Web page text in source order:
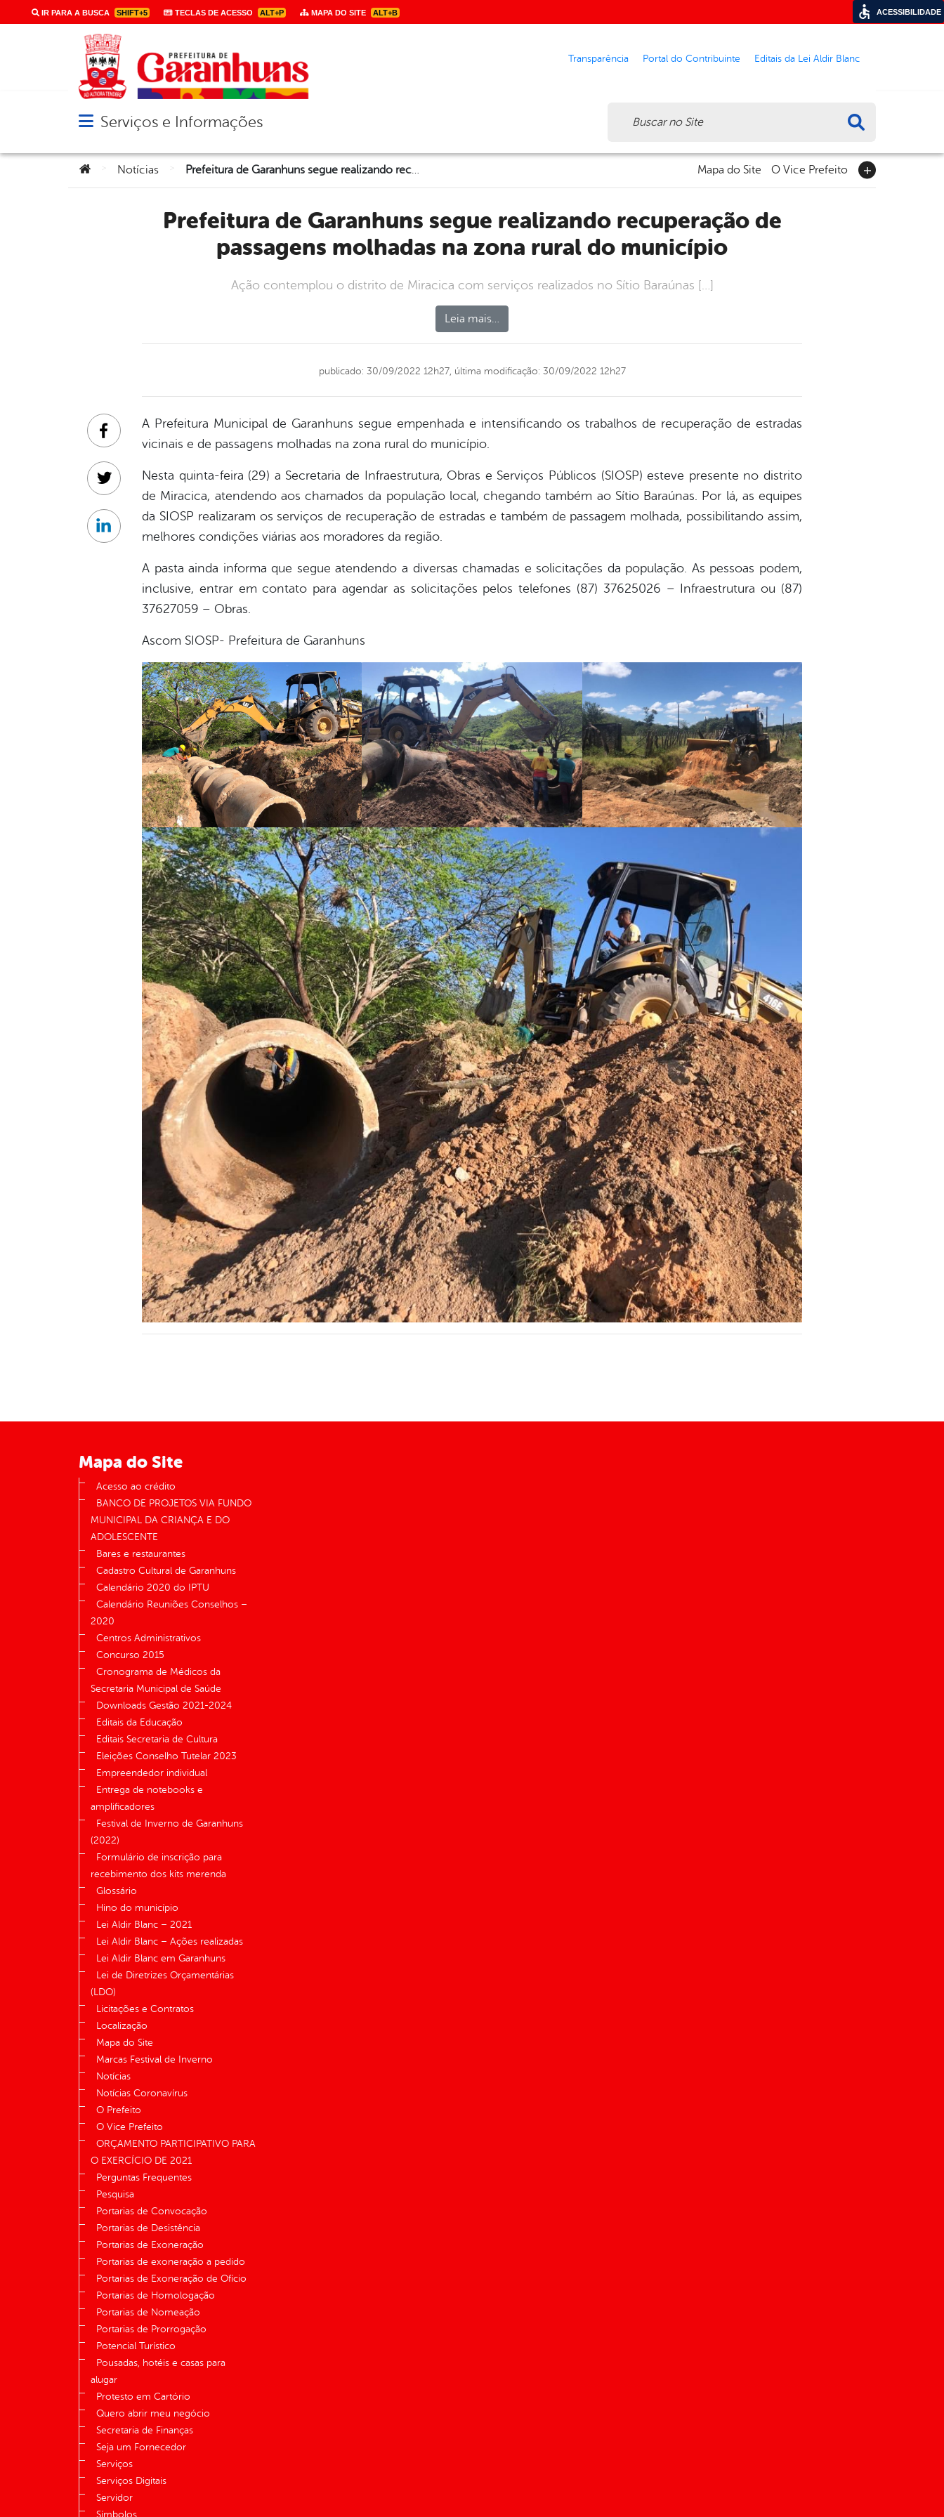
IR PARA A BUSCA SHIFT+5 TECLAS DE ACESSO ALT+P MAPA DO SITE ALT+B
Transparência Portal do Contribuinte Editais da Lei Aldir Blanc
Abrir menu principal de navegação
Serviços e Informações
Você está aqui:
Notícias Prefeitura de Garanhuns segue realizando recuperação de passagens molhadas na zona rural do município Mapa do Site O Vice Prefeito
Prefeitura de Garanhuns segue realizando recuperação de
passagens molhadas na zona rural do município
Ação contemplou o distrito de Miracica com serviços realizados no Sítio Baraúnas […]
Leia mais…
publicado: 30/09/2022 12h27, última modificação: 30/09/2022 12h27
A Prefeitura Municipal de Garanhuns segue empenhada e intensificando os trabalhos de recuperação de estradas
vicinais e de passagens molhadas na zona rural do município.
Nesta quinta-feira (29) a Secretaria de Infraestrutura, Obras e Serviços Públicos (SIOSP) esteve presente no distrito
de Miracica, atendendo aos chamados da população local, chegando também ao Sítio Baraúnas. Por lá, as equipes
da SIOSP realizaram os serviços de recuperação de estradas e também de passagem molhada, possibilitando assim,
melhores condições viárias aos moradores da região.
A pasta ainda informa que segue atendendo a diversas chamadas e solicitações da população. As pessoas podem,
inclusive, entrar em contato para agendar as solicitações pelos telefones (87) 37625026 – Infraestrutura ou (87)
37627059 – Obras.
Ascom SIOSP- Prefeitura de Garanhuns
Facebook
Twitter
Linkedin
Mapa do Site
Acesso ao crédito
BANCO DE PROJETOS VIA FUNDO
MUNICIPAL DA CRIANÇA E DO
ADOLESCENTE
Bares e restaurantes
Cadastro Cultural de Garanhuns
Calendário 2020 do IPTU
Calendário Reuniões Conselhos –
2020
Centros Administrativos
Concurso 2015
Cronograma de Médicos da
Secretaria Municipal de Saúde
Downloads Gestão 2021-2024
Editais da Educação
Editais Secretaria de Cultura
Eleições Conselho Tutelar 2023
Empreendedor individual
Entrega de notebooks e
amplificadores
Festival de Inverno de Garanhuns
(2022)
Formulário de inscrição para
recebimento dos kits merenda
Glossário
Hino do município
Lei Aldir Blanc – 2021
Lei Aldir Blanc – Ações realizadas
Lei Aldir Blanc em Garanhuns
Lei de Diretrizes Orçamentárias
(LDO)
Licitações e Contratos
Localização
Mapa do Site
Marcas Festival de Inverno
Notícias
Notícias Coronavírus
O Prefeito
O Vice Prefeito
ORÇAMENTO PARTICIPATIVO PARA
O EXERCÍCIO DE 2021
Perguntas Frequentes
Pesquisa
Portarias de Convocação
Portarias de Desistência
Portarias de Exoneração
Portarias de exoneração a pedido
Portarias de Exoneração de Ofício
Portarias de Homologação
Portarias de Nomeação
Portarias de Prorrogação
Potencial Turístico
Pousadas, hotéis e casas para
alugar
Protesto em Cartório
Quero abrir meu negócio
Secretaria de Finanças
Seja um Fornecedor
Serviços
Serviços Digitais
Servidor
Símbolos
ACESSIBILIDADE